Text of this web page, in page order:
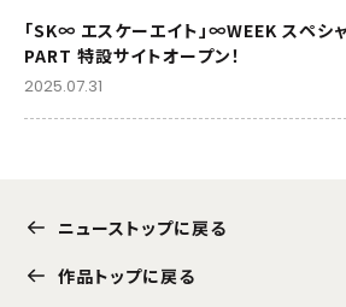
「SK∞ エスケーエイト」∞WEEK スペシ
PART 特設サイトオープン！
2025.07.31
ニューストップに戻る
作品トップに戻る